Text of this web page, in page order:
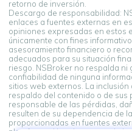
retorno de inversión.
Descargo de responsabilidad:
enlaces a fuentes externas en
opiniones expresadas en estos
únicamente con fines
asesoramiento financiero o
adecuados para su situación
riesgo. NSBroker no respalda
confiabilidad de ninguna
sitios web externos. La
respaldo del contenido o de sus
responsable de las pérdidas,
resulten de su dependencia de
proporcionadas en fuentes